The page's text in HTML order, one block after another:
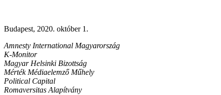
Budapest, 2020. október 1.
Amnesty International Magyarország
K-Monitor
Magyar Helsinki Bizottság
Mérték Médiaelemző Műhely
Political Capital
Romaversitas Alapítvány